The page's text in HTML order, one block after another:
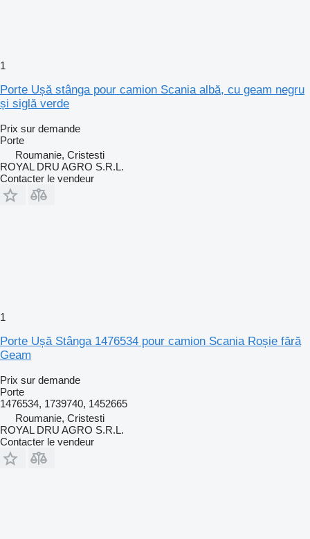
1
Porte Ușă stânga pour camion Scania albă, cu geam negru
și siglă verde
Prix sur demande
Porte
Roumanie, Cristesti
ROYAL DRU AGRO S.R.L.
Contacter le vendeur
1
Porte Ușă Stânga 1476534 pour camion Scania Roșie fără
Geam
Prix sur demande
Porte
1476534, 1739740, 1452665
Roumanie, Cristesti
ROYAL DRU AGRO S.R.L.
Contacter le vendeur